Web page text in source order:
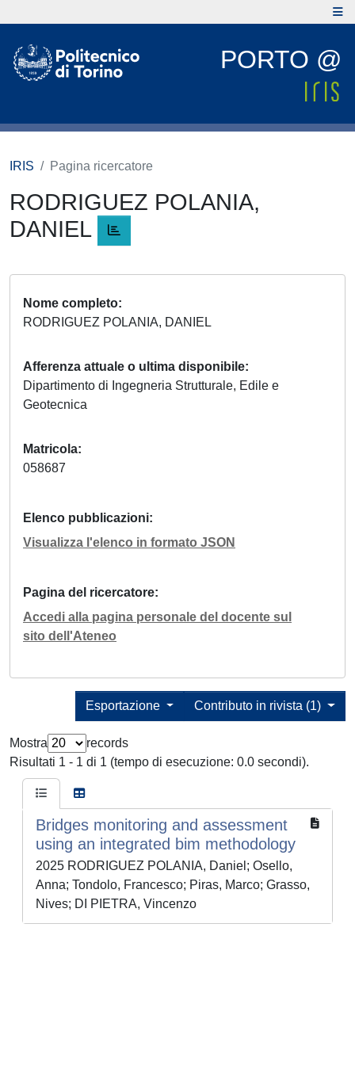
PORTO @
IRIS Pagina ricercatore
RODRIGUEZ POLANIA,
DANIEL
Nome completo
RODRIGUEZ POLANIA, DANIEL
Afferenza attuale o ultima disponibile
Dipartimento di Ingegneria Strutturale, Edile e
Geotecnica
Matricola
058687
Elenco pubblicazioni
Visualizza l'elenco in formato JSON
Pagina del ricercatore
Accedi alla pagina personale del docente sul
sito dell'Ateneo
Contributo in rivista (1)
Esportazione
Mostra
records
Risultati 1 - 1 di 1 (tempo di esecuzione: 0.0 secondi).
Bridges monitoring and assessment
using an integrated bim methodology
2025 RODRIGUEZ POLANIA, Daniel; Osello,
Anna; Tondolo, Francesco; Piras, Marco; Grasso,
Nives; DI PIETRA, Vincenzo